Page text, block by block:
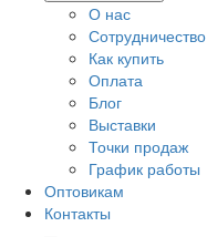
О нас
Сотрудничество
Как купить
Оплата
Блог
Выставки
Точки продаж
График работы
Оптовикам
Контакты